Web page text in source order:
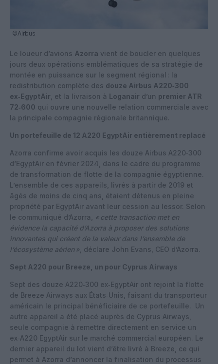
©Airbus
Le loueur d’avions Azorra vient de boucler en quelques
jours deux opérations emblématiques de sa stratégie de
montée en puissance sur le segment régional : la
redistribution complète des douze Airbus A220‑300
ex‑EgyptAir , et la livraison à Loganair d’un premier ATR
72‑600 qui ouvre une nouvelle relation commerciale avec
la principale compagnie régionale britannique.
Un portefeuille de 12 A220 EgyptAir entièrement replacé
Azorra confirme avoir acquis les douze Airbus A220‑300
d’EgyptAir en février 2024, dans le cadre du programme
de transformation de flotte de la compagnie égyptienne.
L’ensemble de ces appareils, livrés à partir de 2019 et
âgés de moins de cinq ans, étaient détenus en pleine
propriété par EgyptAir avant leur cession au lessor. Selon
le communiqué d’Azorra,
« cette transaction met en
évidence la capacité d’Azorra à proposer des solutions
innovantes qui créent de la valeur dans l’ensemble de
l’écosystème aérien » , déclare John Evans, CEO d’Azorra.
Sept A220 pour Breeze, un pour Cyprus Airways
Sept des douze A220‑300 ex‑EgyptAir ont rejoint la flotte
de Breeze Airways aux États‑Unis, faisant du transporteur
américain le principal bénéficiaire de ce portefeuille.
Un
autre appareil a été placé auprès de Cyprus Airways,
seule compagnie à remettre directement en service un
ex‑A220 EgyptAir sur le marché commercial européen. Le
dernier appareil du lot vient d’être livré à Breeze, ce qui
permet à Azorra d’annoncer la finalisation du processus